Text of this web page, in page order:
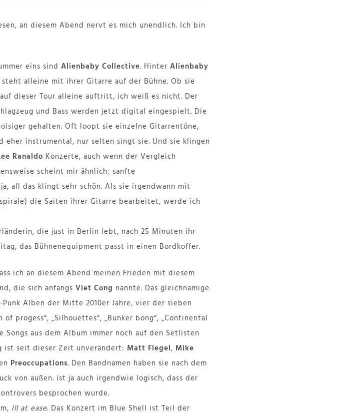
an diesem Abend nervt es mich unendlich. Ich bin
eins sind Alienbaby Collective. Hinter Alienbaby
alleine mit ihrer Gitarre auf der Bühne. Ob sie
dieser Tour alleine auftritt, ich weiß es nicht. Der
und Bass werden jetzt digital eingespielt. Die
gehalten. Oft loopt sie einzelne Gitarrentöne,
eher instrumental, nur selten singt sie. Und sie klingen
Ranaldo Konzerte, auch wenn der Vergleich
scheint mir ähnlich: sanfte
all das klingt sehr schön. Als sie irgendwann mit
die Saiten ihrer Gitarre bearbeitet, werde ich
die just in Berlin lebt, nach 25 Minuten ihr
das Bühnenequipment passt in einen Bordkoffer.
ich an diesem Abend meinen Frieden mit diesem
die sich anfangs Viet Cong nannte. Das gleichnamige
Alben der Mitte 2010er Jahre, vier der sieben
progess“, „Silhouettes“, „Bunker bong“, „Continental
Songs aus dem Album immer noch auf den Setlisten
ist seit dieser Zeit unverändert: Matt Flegel, Mike
Preoccupations. Den Bandnamen haben sie nach dem
von außen. ist ja auch irgendwie logisch, dass der
besprochen wurde.
Ill at ease. Das Konzert im Blue Shell ist Teil der